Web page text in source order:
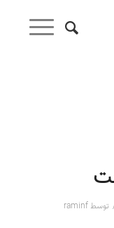
توسطraminf